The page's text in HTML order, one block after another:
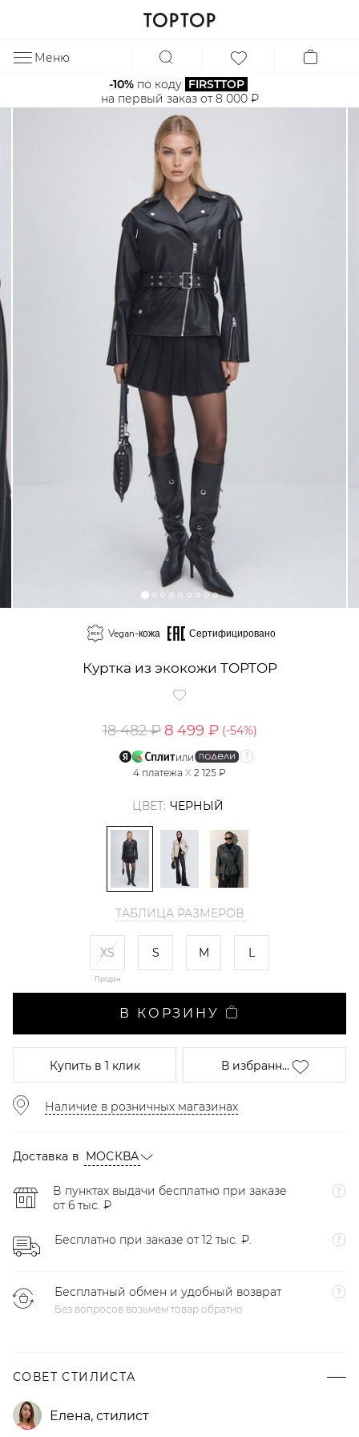
Меню
-10% по коду FIRSTTOP
на первый заказ от 8 000 ₽
Vegan-кожа Сертифицировано
Куртка из экокожи TOPTOP
18 482 ₽ 8 499 ₽ (-54%)
или
4 платежа X 2 125 ₽
ЦВЕТ: ЧЕРНЫЙ
ТАБЛИЦА РАЗМЕРОВ
XS
Продан
S M L
В КОРЗИНУ
Купитьв 1 клик В избранн...
Наличие в розничных магазинах
Доставка в МОСКВА
В пунктах выдачи бесплатно при заказе
от 6 тыс. ₽
Бесплатно при заказе от 12 тыс. ₽.
Бесплатный обмен и удобный возврат
Без вопросов возьмем товар обратно
СОВЕТ СТИЛИСТА
Елена, стилист